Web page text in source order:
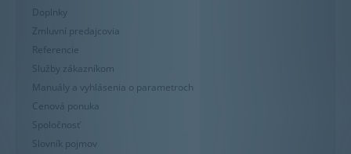
Doplnky
Zmluvní predajcovia
Referencie
Služby zákazníkom
Manuály a vyhlásenia o parametroch
Cenová ponuka
Spoločnosť
Slovník pojmov